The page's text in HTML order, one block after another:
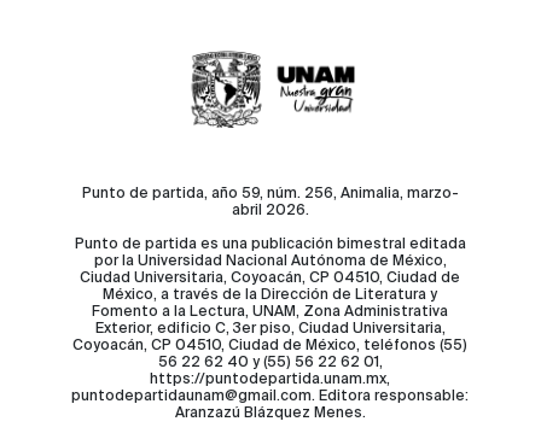
Punto de partida, año 59, núm. 256, Animalia, marzo-
abril 2026.
Punto de partida es una publicación bimestral editada
por la Universidad Nacional Autónoma de México,
Ciudad Universitaria, Coyoacán, CP 04510, Ciudad de
México, a través de la Dirección de Literatura y
Fomento a la Lectura, UNAM, Zona Administrativa
Exterior, edificio C, 3er piso, Ciudad Universitaria,
Coyoacán, CP 04510, Ciudad de México, teléfonos (55)
56 22 62 40 y (55) 56 22 62 01,
https://puntodepartida.unam.mx,
puntodepartidaunam@gmail.com. Editora responsable:
Aranzazú Blázquez Menes.